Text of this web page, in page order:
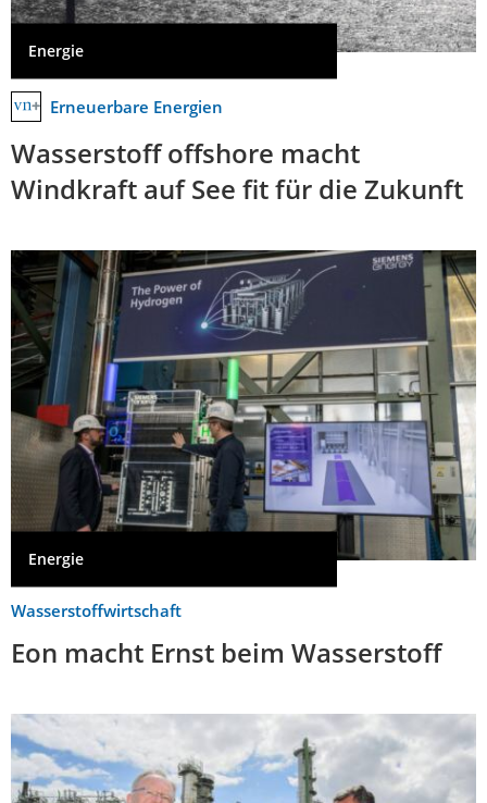
Energie
Erneuerbare Energien
Wasserstoff offshore macht
Windkraft auf See fit für die Zukunft
Energie
Wasserstoffwirtschaft
Eon macht Ernst beim Wasserstoff